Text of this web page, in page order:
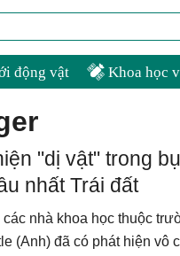
động vật Khoa học
"dị vật" trong
nhất Trái đất
các nhà khoa học thuộc
(Anh) đã có phát hiện vô